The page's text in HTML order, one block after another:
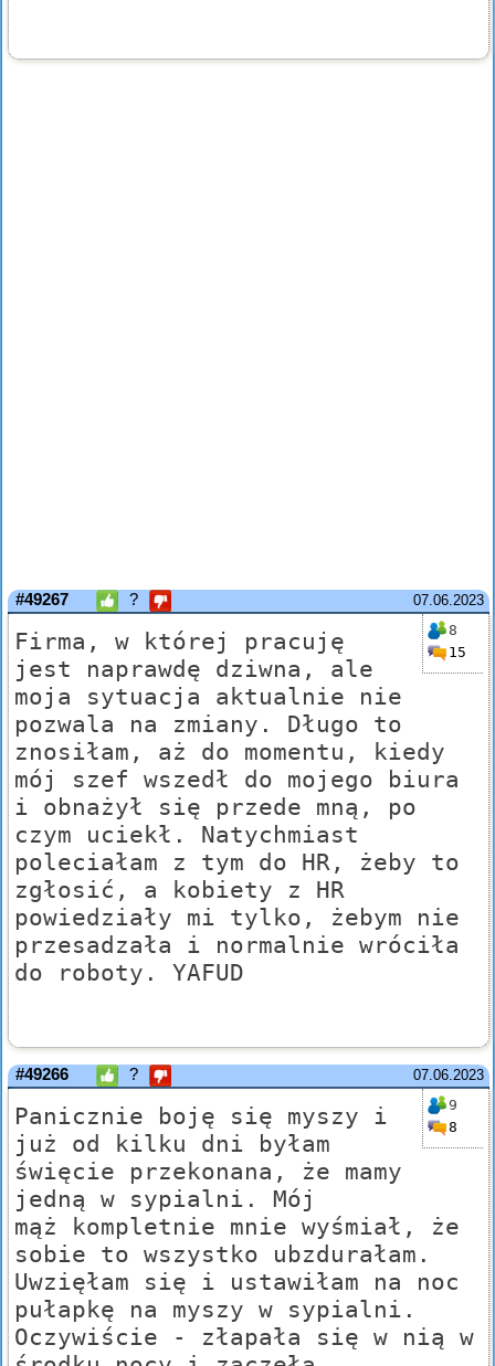
07.06.2023
#49267 ?
8
15
Firma, w której pracuję
jest naprawdę dziwna, ale
moja sytuacja aktualnie nie
pozwala na zmiany. Długo to
znosiłam, aż do momentu, kiedy
mój szef wszedł do mojego biura
i obnażył się przede mną, po
czym uciekł. Natychmiast
poleciałam z tym do HR, żeby to
zgłosić, a kobiety z HR
powiedziały mi tylko, żebym nie
przesadzała i normalnie wróciła
do roboty. YAFUD
07.06.2023
#49266 ?
9
8
Panicznie boję się myszy i
już od kilku dni byłam
święcie przekonana, że mamy
jedną w sypialni. Mój
mąż kompletnie mnie wyśmiał, że
sobie to wszystko ubzdurałam.
Uwzięłam się i ustawiłam na noc
pułapkę na myszy w sypialni.
Oczywiście - złapała się w nią w